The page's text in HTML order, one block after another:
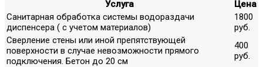
Услуга
Цена
Санитарная обработка системы водораздачи
диспенсера ( с учетом материалов)
1800
руб.
Сверление стены или иной препятствующей
поверхности в случае невозможности прямого
подключения. Бетон до 20 см
400
руб.